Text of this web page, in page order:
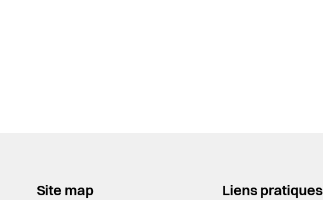
Site map Liens pratiques